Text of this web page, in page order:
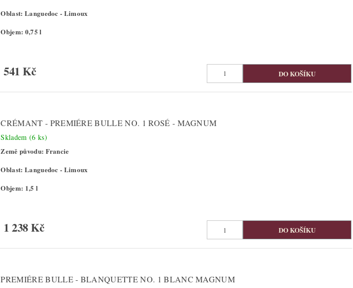
Oblast: Languedoc - Limoux
Objem: 0,75 l
541 Kč
CRÉMANT - PREMIÉRE BULLE NO. 1 ROSÉ - MAGNUM
Skladem (6 ks)
Země původu: Francie
Oblast: Languedoc - Limoux
Objem: 1,5 l
1 238 Kč
PREMIÉRE BULLE - BLANQUETTE NO. 1 BLANC MAGNUM